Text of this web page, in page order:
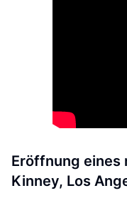
Eröffnung eines
Kinney, Los